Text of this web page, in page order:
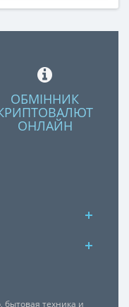
ОБМІННИК
ОНЛАЙН
бытовая техника и